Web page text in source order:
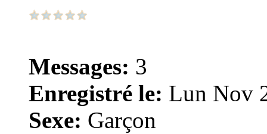
Messages: 3
Enregistré le: Lun Nov
Sexe: Garçon